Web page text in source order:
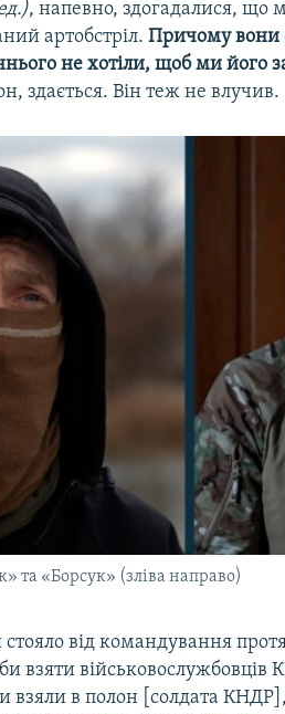
, напевно, здогадалися, що
артобстріл.Причому вони
не хотіли, щоб ми його
здається. Він теж не влучив.
та «Борсук» (зліва направо)
стояло від командування
взяти військовослужбовців
взяли в полон [солдата